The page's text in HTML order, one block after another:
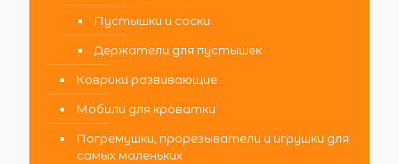
Пустышки и соски
Держатели для пустышек
Коврики развивающие
Мобили для кроватки
Погремушки, прорезыватели и игрушки для
самых маленьких